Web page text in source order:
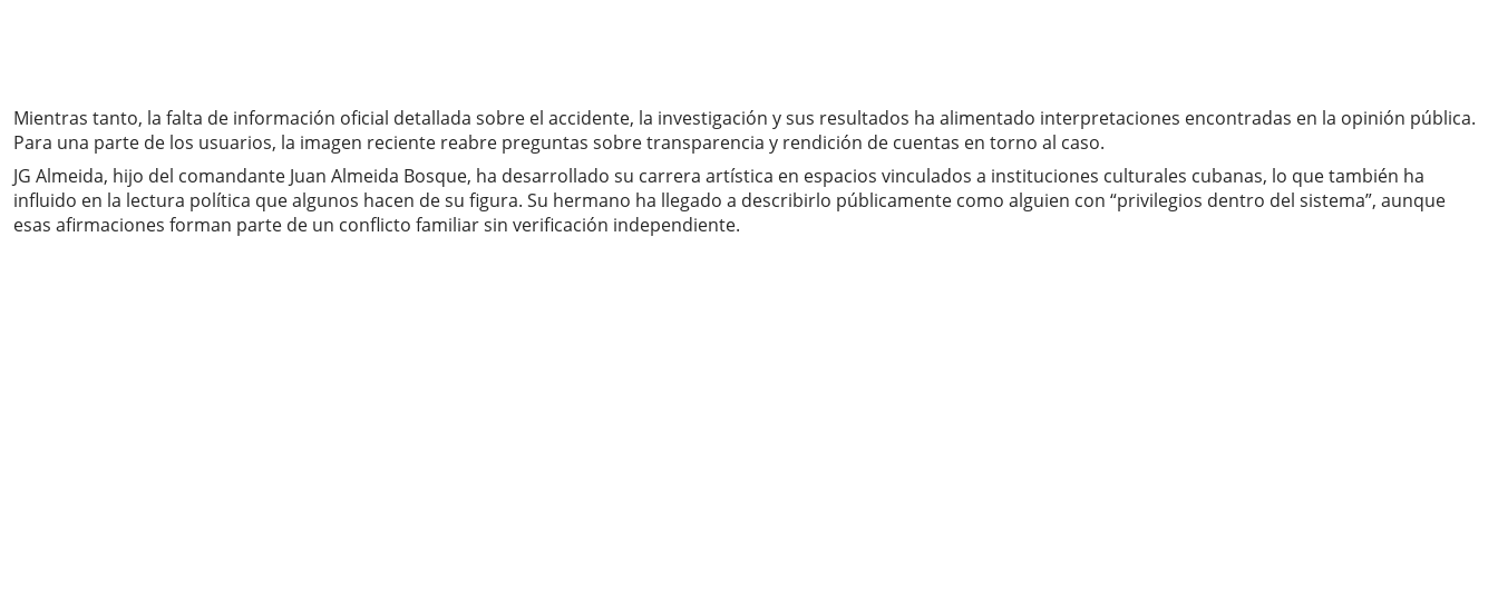
Mientras tanto, la falta de información oficial detallada sobre el accidente, la investigación y sus resultados ha alimentado interpretaciones encontradas en la opinión pública.
Para una parte de los usuarios, la imagen reciente reabre preguntas sobre transparencia y rendición de cuentas en torno al caso.
JG Almeida, hijo del comandante Juan Almeida Bosque, ha desarrollado su carrera artística en espacios vinculados a instituciones culturales cubanas, lo que también ha
influido en la lectura política que algunos hacen de su figura. Su hermano ha llegado a describirlo públicamente como alguien con “privilegios dentro del sistema”, aunque
esas afirmaciones forman parte de un conflicto familiar sin verificación independiente.